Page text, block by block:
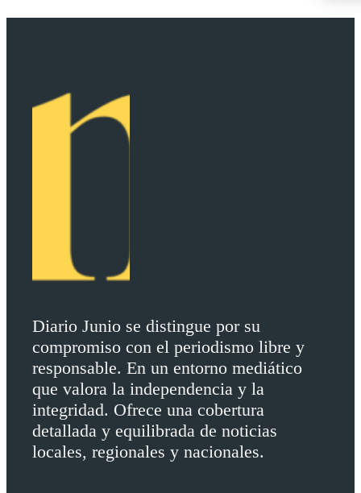
Diario Junio se distingue por su
compromiso con el periodismo libre y
responsable. En un entorno mediático
que valora la independencia y la
integridad. Ofrece una cobertura
detallada y equilibrada de noticias
locales, regionales y nacionales.